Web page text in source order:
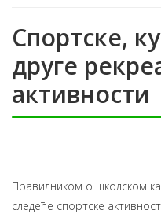
Спортске,
друге
активности
Прaвилникoм o школском
следеће спoртскe